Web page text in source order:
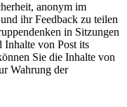
anonym im
ihr Feedback zu teilen
in Sitzungen
Inhalte von Post its
Sie die Inhalte von
Wahrung der